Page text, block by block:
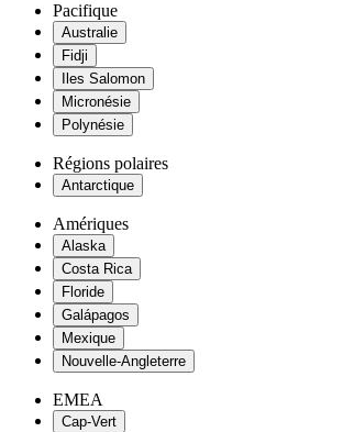
Pacifique
Australie
Fidji
Iles Salomon
Micronésie
Polynésie
Régions polaires
Antarctique
Amériques
Alaska
Costa Rica
Floride
Galápagos
Mexique
Nouvelle-Angleterre
EMEA
Cap-Vert